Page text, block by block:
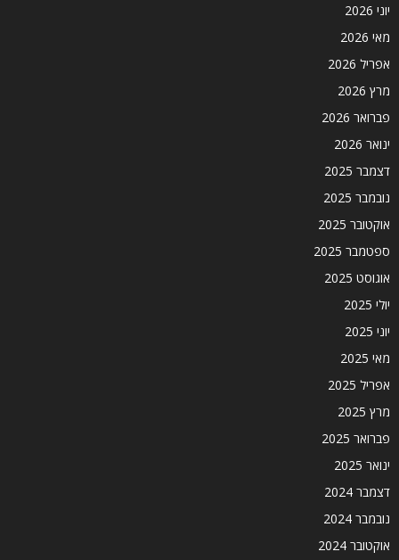
יוני 2026
מאי 2026
אפריל 2026
מרץ 2026
פברואר 2026
ינואר 2026
דצמבר 2025
נובמבר 2025
אוקטובר 2025
ספטמבר 2025
אוגוסט 2025
יולי 2025
יוני 2025
מאי 2025
אפריל 2025
מרץ 2025
פברואר 2025
ינואר 2025
דצמבר 2024
נובמבר 2024
אוקטובר 2024